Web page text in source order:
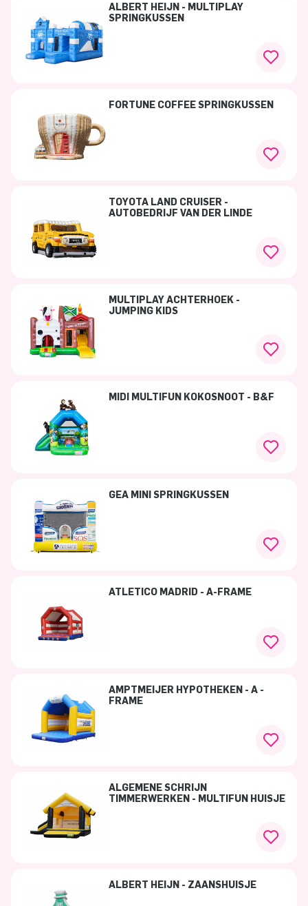
ALBERT HEIJN - MULTIPLAY
SPRINGKUSSEN
FORTUNE COFFEE SPRINGKUSSEN
TOYOTA LAND CRUISER -
AUTOBEDRIJF VAN DER LINDE
MULTIPLAY ACHTERHOEK -
JUMPING KIDS
MIDI MULTIFUN KOKOSNOOT - B&F
GEA MINI SPRINGKUSSEN
ATLETICO MADRID - A-FRAME
AMPTMEIJER HYPOTHEKEN - A -
FRAME
ALGEMENE SCHRIJN
TIMMERWERKEN - MULTIFUN HUISJE
ALBERT HEIJN - ZAANSHUISJE